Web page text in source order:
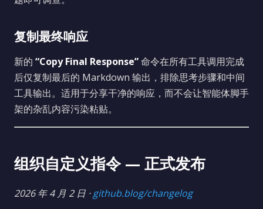
复制最终响应
新的 “Copy Final Response”命令在所有工具调用完成
后仅复制最后的 Markdown 输出，排除思考步骤和中间
工具输出。适用于分享干净的响应，而不会让智能体脚手
架的杂乱内容污染粘贴。
组织自定义指令 — 正式发布
2026 年 4 月 2 日 ·github.blog/changelog